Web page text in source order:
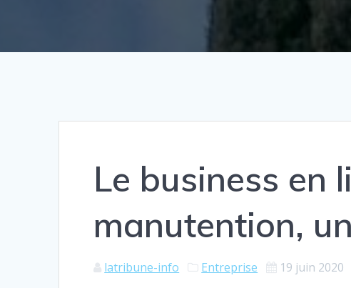
Le business en
manutention,
latribune-info Entreprise 19 juin 2020